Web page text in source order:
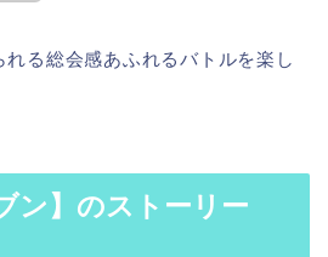
れる総会感あふれるバトルを楽し
ン】のストーリー